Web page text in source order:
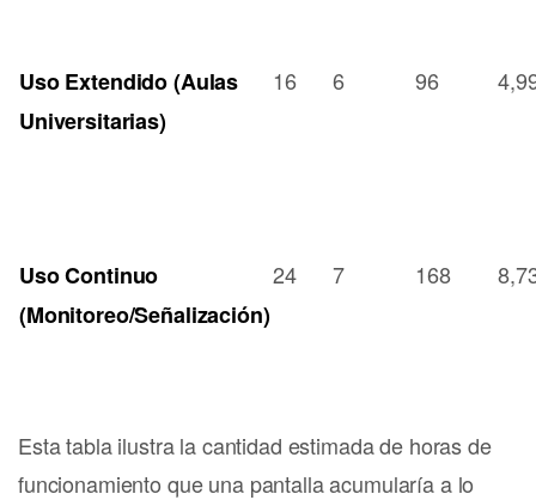
Uso Extendido (Aulas
Universitarias)
16 6 96
Uso Continuo
(Monitoreo/Señalización)
24 7 168
Esta tabla ilustra la cantidad estimada de horas de
funcionamiento que una pantalla acumularía a lo